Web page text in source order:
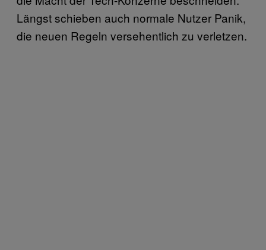
Längst schieben auch normale Nutzer Panik,
die neuen Regeln versehentlich zu verletzen.